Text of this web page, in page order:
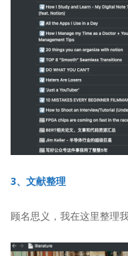
3、文献整理
顾名思义，我在这里整理